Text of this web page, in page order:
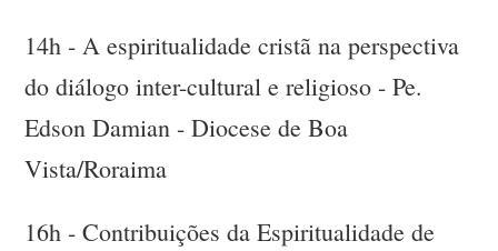
14h - A espiritualidade cristã na perspectiva
do diálogo inter-cultural e religioso - Pe.
Edson Damian - Diocese de Boa
Vista/Roraima
16h - Contribuições da Espiritualidade de